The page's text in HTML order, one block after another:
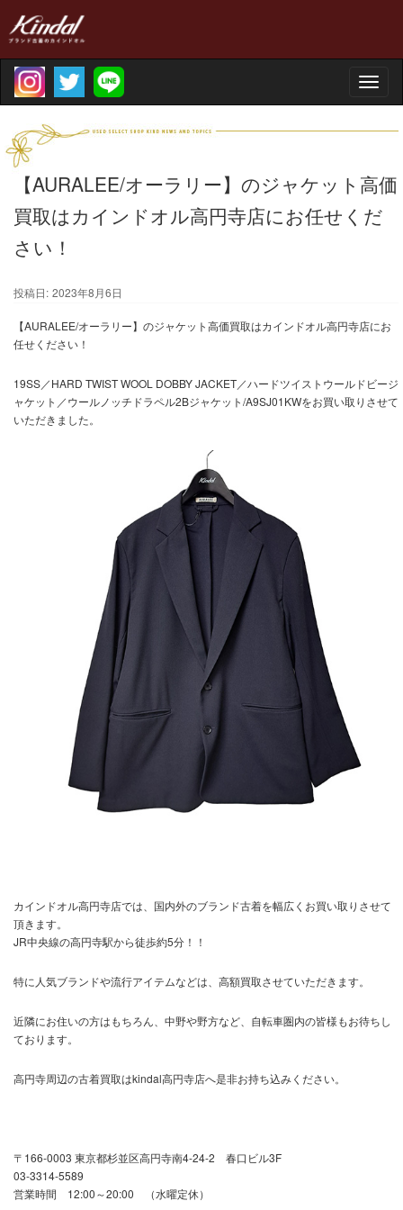
Toggle
【AURALEE/オーラリー】のジャケット高価
買取はカインドオル高円寺店にお任せくだ
さい！
投稿日: 2023年8月6日
【AURALEE/オーラリー】のジャケット高価買取はカインドオル高円寺店にお
任せください！
19SS／HARD TWIST WOOL DOBBY JACKET／ハードツイストウールドビージ
ャケット／ウールノッチドラペル2Bジャケット/A9SJ01KWをお買い取りさせて
いただきました。
カインドオル高円寺店では、国内外のブランド古着を幅広くお買い取りさせて
頂きます。
JR中央線の高円寺駅から徒歩約5分！！
特に人気ブランドや流行アイテムなどは、高額買取させていただきます。
近隣にお住いの方はもちろん、中野や野方など、自転車圏内の皆様もお待ちし
ております。
高円寺周辺の古着買取はkindal高円寺店へ是非お持ち込みください。
〒166-0003 東京都杉並区高円寺南4-24-2 春口ビル3F
03-3314-5589
営業時間 12:00～20:00 （水曜定休）